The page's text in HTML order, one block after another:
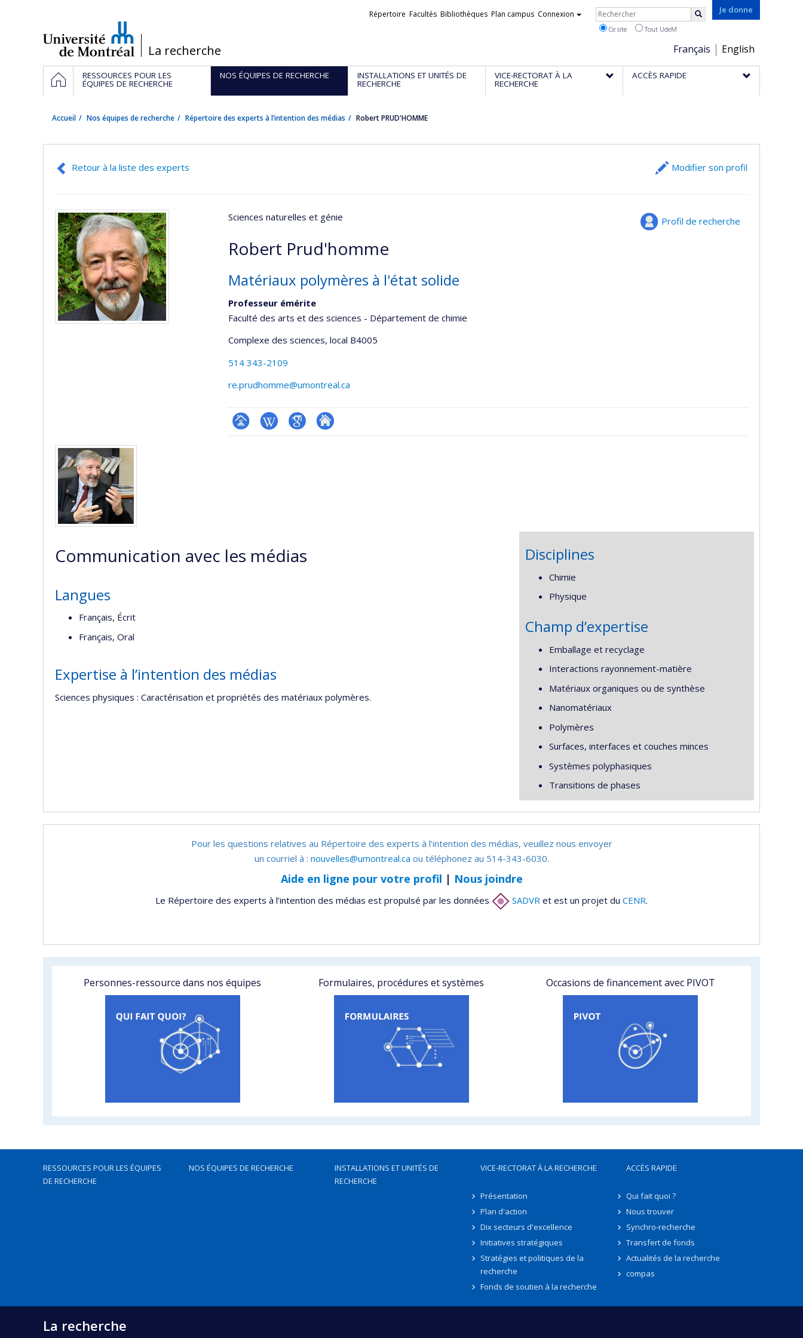
/La recherche
Je donne
Choix
de
la
Français English
Liens
Répertoire Facultés Bibliothèques Plan campus Connexion Rechercher
Ce site Tout UdeM
Navigation
principale
ACCUEILRESSOURCES POUR LES
ÉQUIPES DE RECHERCHE
NOS ÉQUIPES DE RECHERCHE INSTALLATIONS ET UNITÉS DE
RECHERCHE
VICE-RECTORAT À LA
RECHERCHE
ACCÈS RAPIDE
Accueil Nos équipes de recherche Répertoire des experts à l’intention des médias Robert PRUD'HOMME
Retour à la liste des experts Modifier son profil
Profil de recherche
Sciences naturelles et génie
Robert Prud'homme
Matériaux polymères à l'état solide
Professeur émérite
Faculté des arts et des sciences - Département de chimie
Complexe des sciences, local B4005
514 343-2109
re.prudhomme@umontreal.ca
Page Wiki
GoogleAutre
Médias
Communication avec les médias
Langues
Français, Écrit
Français, Oral
Expertise à l’intention des médias
Sciences physiques : Caractérisation et propriétés des matériaux polymères.
Disciplines
Chimie
Physique
Champ d’expertise
Emballage et recyclage
Interactions rayonnement-matière
Matériaux organiques ou de synthèse
Nanomatériaux
Polymères
Surfaces, interfaces et couches minces
Systèmes polyphasiques
Transitions de phases
Pour les questions relatives au Répertoire des experts à l’intention des médias, veuillez nous envoyer
un courriel à : nouvelles@umontreal.ca ou téléphonez au 514-343-6030.
Aide en ligne pour votre profil | Nous joindre
Le Répertoire des experts à l’intention des médias est propulsé par les données SADVR et est un projet du CENR.
Personnes-ressource dans nos équipes Formulaires, procédures et systèmes Occasions de financement avec PIVOT
RESSOURCES POUR LES ÉQUIPES
DE RECHERCHE
NOS ÉQUIPES DE RECHERCHE
INSTALLATIONS ET UNITÉS DE
RECHERCHE
VICE-RECTORAT À LA RECHERCHE
Présentation
Plan d'action
Dix secteurs d'excellence
Initiatives stratégiques
Stratégies et politiques de la
recherche
Fonds de soutien à la recherche
ACCÈS RAPIDE
Qui fait quoi ?
Nous trouver
Synchro-recherche
Transfert de fonds
Actualités de la recherche
compas
La recherche